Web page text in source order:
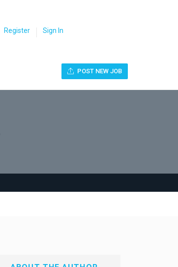
Register Sign In
POST NEW JOB